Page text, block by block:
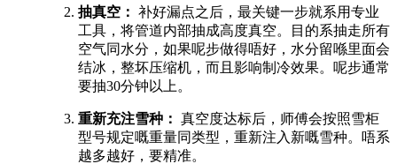
抽真空： ​ 补好漏点之后，最关键一步就系用专业
工具，将管道内部抽成高度真空。目的系抽走所有
空气同水分，如果呢步做得唔好，水分留喺里面会
结冰，整坏压缩机，而且影响制冷效果。呢步通常
要抽30分钟以上。
重新充注雪种： ​ 真空度达标后，师傅会按照雪柜
型号规定嘅重量同类型，重新注入新嘅雪种。唔系
越多越好，要精准。